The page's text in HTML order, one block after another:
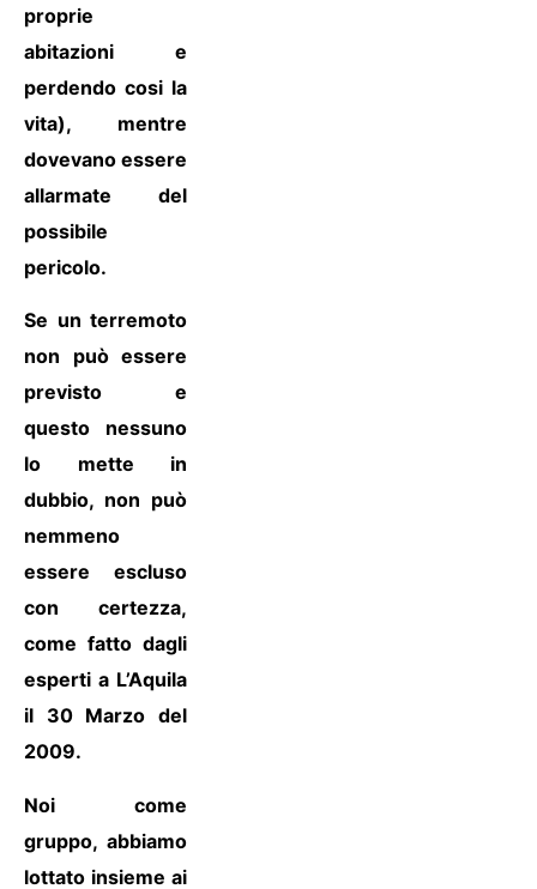
proprie
abitazioni e
perdendo cosi la
vita), mentre
dovevano essere
allarmate del
possibile
pericolo.
Se un terremoto
non può essere
previsto e
questo nessuno
lo mette in
dubbio, non può
nemmeno
essere escluso
con certezza,
come fatto dagli
esperti a L’Aquila
il 30 Marzo del
2009.
Noi come
gruppo, abbiamo
lottato insieme ai